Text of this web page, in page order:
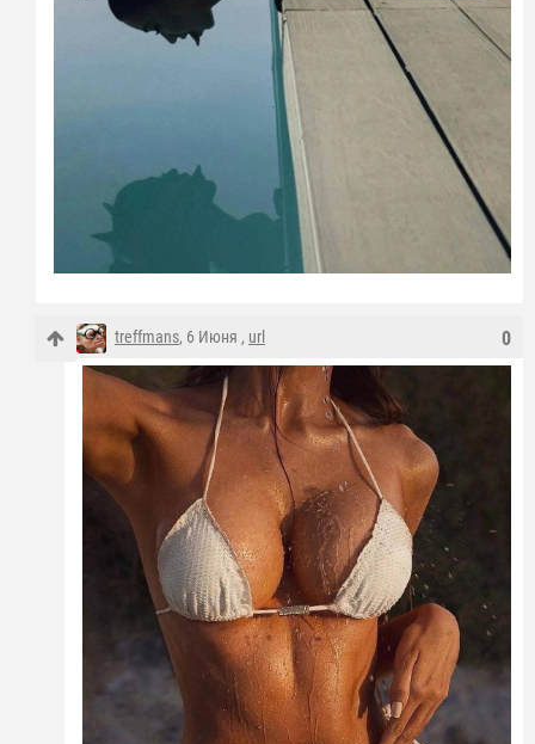
0
treffmans, 6 Июня , url